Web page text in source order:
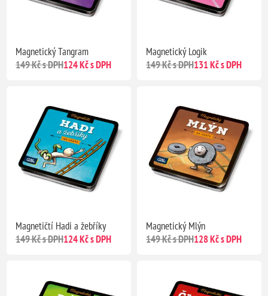
Magnetický Tangram
149 Kč s DPH124 Kč s DPH
Magnetický Logik
149 Kč s DPH131 Kč s DPH
Magnetičtí Hadi a žebříky
149 Kč s DPH124 Kč s DPH
Magnetický Mlýn
149 Kč s DPH128 Kč s DPH